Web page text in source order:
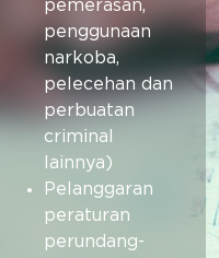
pemerasan,
penggunaan
narkoba,
pelecehan dan
perbuatan
criminal
lainnya)
Pelanggaran
peraturan
perundang-